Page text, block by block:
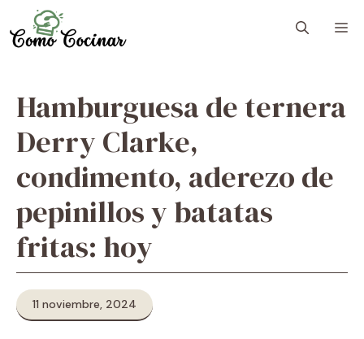
to
content
Hamburguesa de ternera
Derry Clarke,
condimento, aderezo de
pepinillos y batatas
fritas: hoy
11 noviembre, 2024